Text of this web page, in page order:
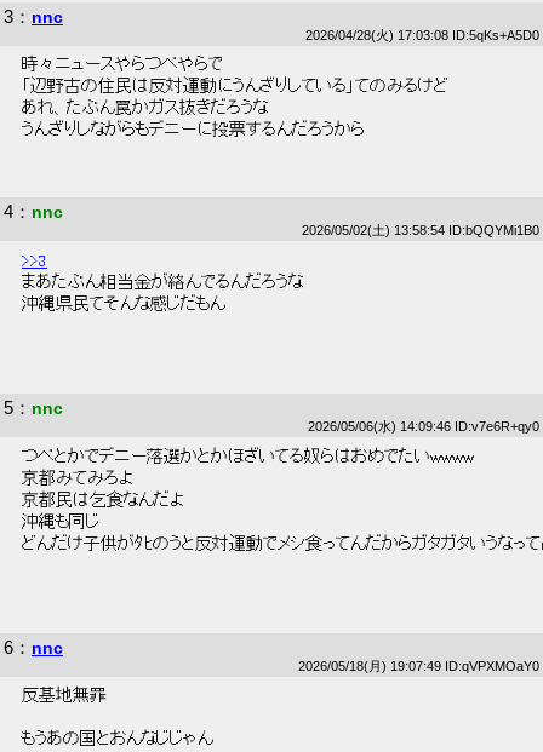
3 ： nnc
2026/04/28(火) 17:03:08 ID:5qKs+A5D0
時々ニュースやらつべやらで
「辺野古の住民は反対運動にうんざりしている」てのみるけど
あれ、たぶん罠かガス抜きだろうな
うんざりしながらもデニーに投票するんだろうから
4 ： nnc
2026/05/02(土) 13:58:54 ID:bQQYMi1B0
>>3
まあたぶん相当金が絡んでるんだろうな
沖縄県民てそんな感じだもん
5 ： nnc
2026/05/06(水) 14:09:46 ID:v7e6R+qy0
つべとかでデニー落選かとかほざいてる奴らはおめでたいwwww
京都みてみろよ
京都民は乞食なんだよ
沖縄も同じ
どんだけ子供がﾀﾋのうと反対運動でメシ食ってんだからガタガタいうなっ
6 ： nnc
2026/05/18(月) 19:07:49 ID:qVPXMOaY0
反基地無罪
もうあの国とおんなじじゃん